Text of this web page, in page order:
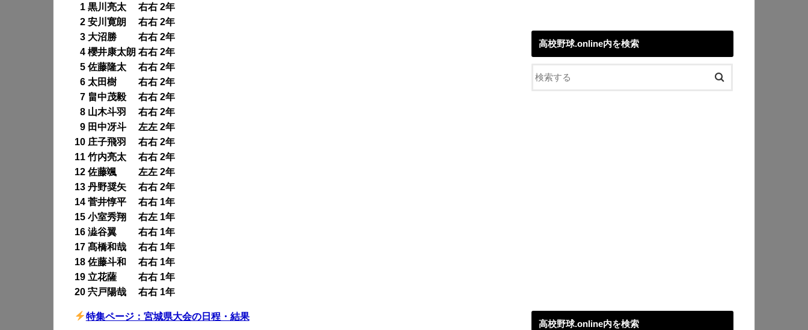
1 黒川亮太 右右 2年
2 安川寛朗 右右 2年
3 大沼勝 右右 2年
4 櫻井康太朗 右右 2年
5 佐藤隆太 右右 2年
6 太田樹 右右 2年
7 畠中茂毅 右右 2年
8 山木斗羽 右右 2年
9 田中冴斗 左左 2年
10 庄子飛羽 右右 2年
11 竹内亮太 右右 2年
12 佐藤颯 左左 2年
13 丹野奨矢 右右 2年
14 菅井惇平 右右 1年
15 小室秀翔 右左 1年
16 澁谷翼 右右 1年
17 髙橋和哉 右右 1年
18 佐藤斗和 右右 1年
19 立花薩 右右 1年
20 宍戸陽哉 右右 1年
特集ページ：宮城県大会の日程・結果
高校野球.online内を検索
高校野球.online内を検索